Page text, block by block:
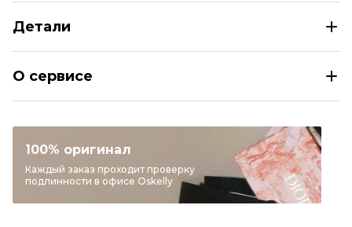
Детали
Категория
Бренд
CHRISTIAN DIOR
Материал обуви
Лакированная кожа
О сервисе
100% оригинал
Каждый заказ проходит проверку
подлинности в офисе Oskelly